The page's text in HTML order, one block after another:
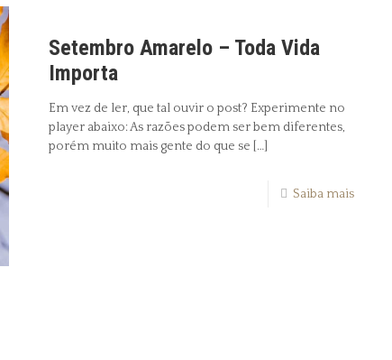
Setembro Amarelo – Toda Vida
Importa
Em vez de ler, que tal ouvir o post? Experimente no
player abaixo: As razões podem ser bem diferentes,
porém muito mais gente do que se […]
Saiba mais